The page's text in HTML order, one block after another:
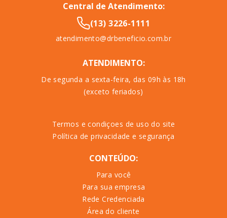
Central de Atendimento:
(13) 3226-1111
atendimento@drbeneficio.com.br
ATENDIMENTO:
De segunda a sexta-feira, das 09h às 18h
(exceto feriados)
Termos e condiçoes de uso do site
Política de privacidade e segurança
CONTEÚDO:
Para você
Para sua empresa
Rede Credenciada
Área do cliente